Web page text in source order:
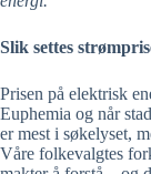
Slik settes
Prisen på elektrisk
Euphemia og når
er mest i søkelyset,
Våre folkevalgtes